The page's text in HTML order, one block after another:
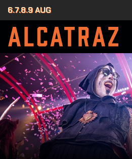
6.7.8.9 AUG